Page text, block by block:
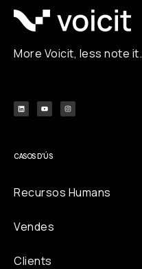
More Voicit, less note it.
n
k
e
u
t
u
s
t
a
CASOS D'ÚS
Recursos Humans
Vendes
Clients